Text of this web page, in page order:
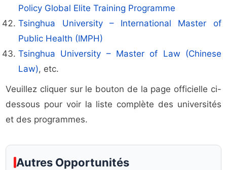
Policy Global Elite Training Programme
Tsinghua University – International Master of
Public Health (IMPH)
Tsinghua University – Master of Law (Chinese
Law), etc.
Veuillez cliquer sur le bouton de la page officielle ci-
dessous pour voir la liste complète des universités
et des programmes.
Autres Opportunités